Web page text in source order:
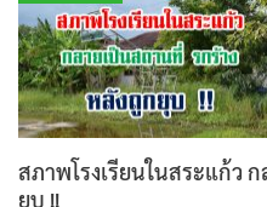
สภาพโรงเรียนในสระแก้ว
ยุบ !!